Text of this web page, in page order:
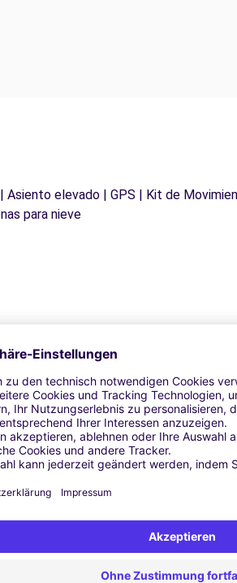
elevado | GPS | Kit de
para nieve
Ähnliche